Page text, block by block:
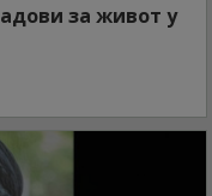
за живот у